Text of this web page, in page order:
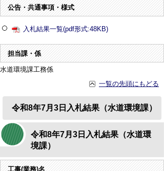
公告・共通事項・様式
入札結果一覧(pdf形式:48KB)
担当課・係
水道環境課工務係
一覧の先頭にもどる
令和8年7月3日入札結果（水道環境課）
令和8年7月3日入札結果（水道環
境課）
工事(業務)名